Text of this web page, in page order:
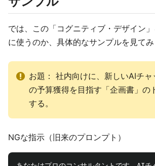
では、この「コグニティブ・デザイン
に使うのか、具体的なサンプルを見てみ
お題： 社内向けに、新しいAIチ
の予算獲得を目指す「企画書」の
する。
NGな指示（旧来のプロンプト）